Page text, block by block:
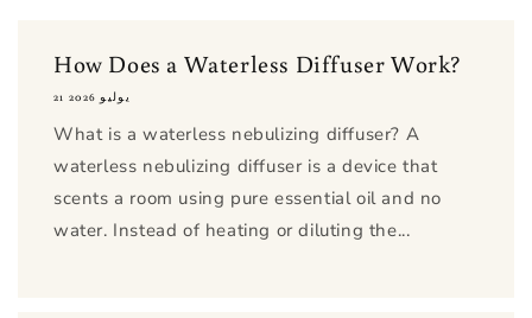
How Does a Waterless Diffuser Work?
21 يوليو 2026
What is a waterless nebulizing diffuser? A
waterless nebulizing diffuser is a device that
scents a room using pure essential oil and no
water. Instead of heating or diluting the...